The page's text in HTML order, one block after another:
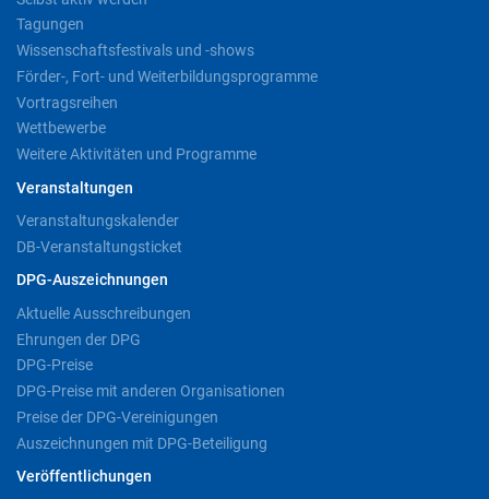
Tagungen
Wissenschaftsfestivals und -shows
Förder-, Fort- und Weiterbildungsprogramme
Vortragsreihen
Wettbewerbe
Weitere Aktivitäten und Programme
Veranstaltungen
Veranstaltungskalender
DB-Veranstaltungsticket
DPG-Auszeichnungen
Aktuelle Ausschreibungen
Ehrungen der DPG
DPG-Preise
DPG-Preise mit anderen Organisationen
Preise der DPG-Vereinigungen
Auszeichnungen mit DPG-Beteiligung
Veröffentlichungen